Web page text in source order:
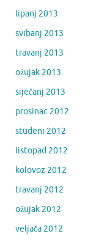
lipanj 2013
svibanj 2013
travanj 2013
ožujak 2013
siječanj 2013
prosinac 2012
studeni 2012
listopad 2012
kolovoz 2012
travanj 2012
ožujak 2012
veljača 2012